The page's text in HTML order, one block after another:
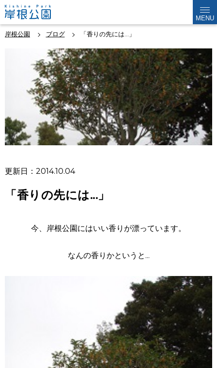
MENU
岸根公園 ブログ 「香りの先には...」
更新日：2014.10.04
「香りの先には...」
今、岸根公園にはいい香りが漂っています。
なんの香りかというと...